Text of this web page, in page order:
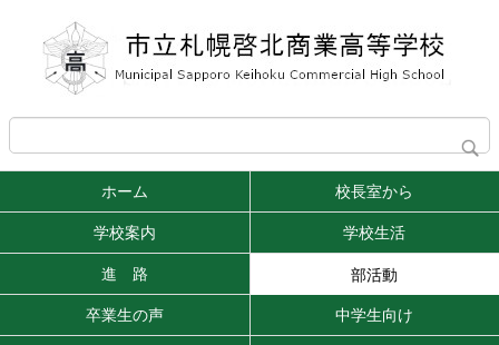
ホーム 校長室から
学校案内 学校生活
進 路 部活動
卒業生の声 中学生向け